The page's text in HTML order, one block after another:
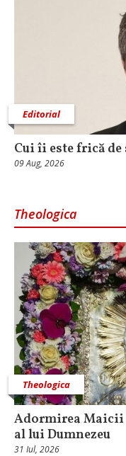
Editorial
Cui îi este frică
09 Aug, 2026
Theologica
Theologica
Adormirea Maicii
al lui Dumnezeu
31 Iul, 2026